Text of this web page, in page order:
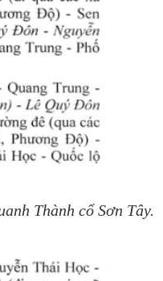
Thành cổ Sơn Tây.